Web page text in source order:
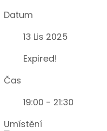
Datum
13 Lis 2025
Expired!
Čas
19:00 - 21:30
Umístění